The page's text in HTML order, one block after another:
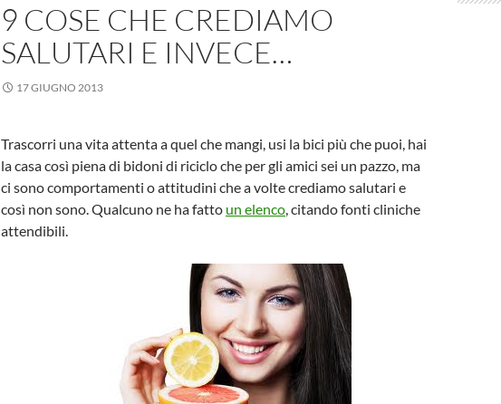
9 COSE CHE CREDIAMO
SALUTARI E INVECE…
17 GIUGNO 2013
Trascorri una vita attenta a quel che mangi, usi la bici più che puoi, hai
la casa così piena di bidoni di riciclo che per gli amici sei un pazzo, ma
ci sono comportamenti o attitudini che a volte crediamo salutari e
così non sono. Qualcuno ne ha fatto un elenco, citando fonti cliniche
attendibili.